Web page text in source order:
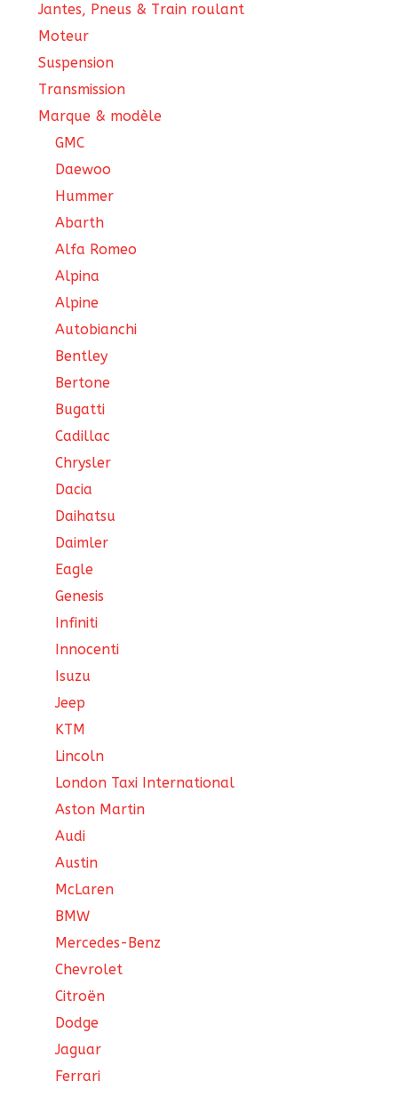
Jantes, Pneus & Train roulant
Moteur
Suspension
Transmission
Marque & modèle
GMC
Daewoo
Hummer
Abarth
Alfa Romeo
Alpina
Alpine
Autobianchi
Bentley
Bertone
Bugatti
Cadillac
Chrysler
Dacia
Daihatsu
Daimler
Eagle
Genesis
Infiniti
Innocenti
Isuzu
Jeep
KTM
Lincoln
London Taxi International
Aston Martin
Audi
Austin
McLaren
BMW
Mercedes-Benz
Chevrolet
Citroën
Dodge
Jaguar
Ferrari